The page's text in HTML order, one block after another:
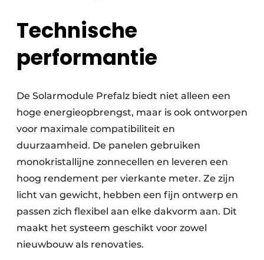
Technische
performantie
De Solarmodule Prefalz biedt niet alleen een
hoge energieopbrengst, maar is ook ontworpen
voor maximale compatibiliteit en
duurzaamheid. De panelen gebruiken
monokristallijne zonnecellen en leveren een
hoog rendement per vierkante meter. Ze zijn
licht van gewicht, hebben een fijn ontwerp en
passen zich flexibel aan elke dakvorm aan. Dit
maakt het systeem geschikt voor zowel
nieuwbouw als renovaties.